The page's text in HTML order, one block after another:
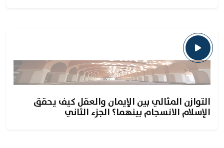
التوازن المثالي بين الإيمان والعقل كيف يحقق
الإسلام الانسجام بينهما؟ الجزء الثاني